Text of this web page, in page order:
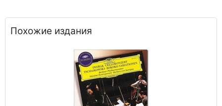
Похожие издания